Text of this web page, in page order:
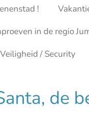
!
in de regio
Veiligheid / Security
de